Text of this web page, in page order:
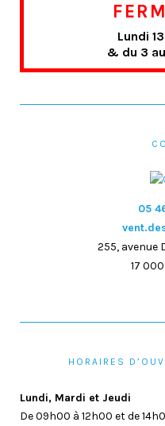
Lundi
& du 3
05
255, avenue
17
HORAIRES
Lundi, Mardi et Jeudi
De 09h00 à 12h00 et de